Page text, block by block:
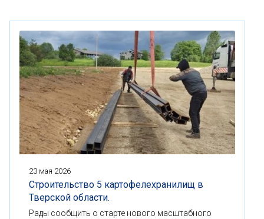
23 мая 2026
Строительство 5 картофелехранилищ в
Тверской области.
Рады сообщить о старте нового масштабного